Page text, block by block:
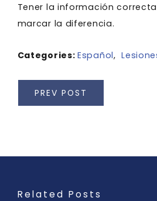
Tener la información
marcar la diferencia.
Categories:Español,
PREV POST
Related Posts